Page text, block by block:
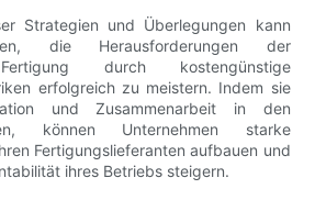
Strategien und Überlegungen kann
die Herausforderungen der
durch kostengünstige
erfolgreich zu meistern. Indem sie
und Zusammenarbeit in den
können Unternehmen starke
Fertigungslieferanten aufbauen und
ihres Betriebs steigern.